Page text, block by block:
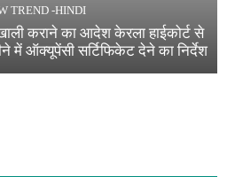
TREND -HINDI
खाली कराने का आदेश केरला हाईकोर्ट से
में ऑक्यूपेंसी सर्टिफिकेट देने का निर्देश